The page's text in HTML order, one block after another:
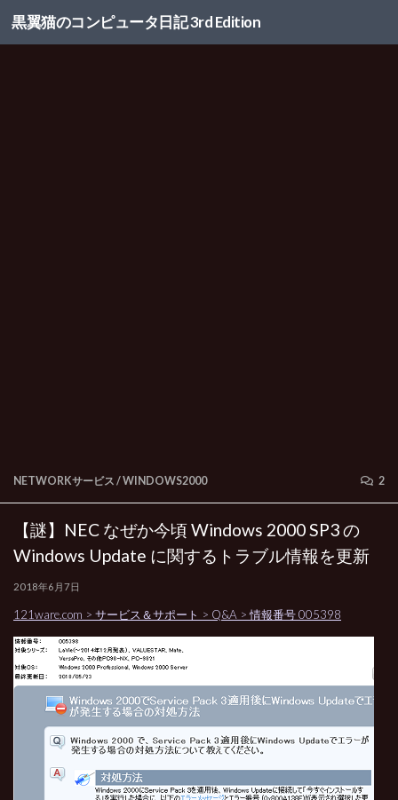
コンテンツへスキップ
黒翼猫のコンピュータ日記 3rd Edition
NETWORKサービス /WINDOWS2000 2
【謎】NEC なぜか今頃 Windows 2000 SP3 の
Windows Update に関するトラブル情報を更新
2018年6月7日
121ware.com > サービス＆サポート > Q&A > 情報番号 005398